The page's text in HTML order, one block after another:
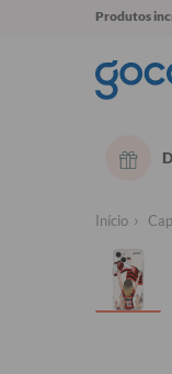
Produtos
Início